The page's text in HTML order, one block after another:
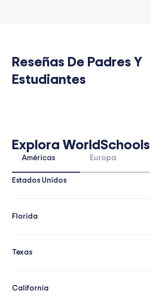
Reseñas De Padres Y
Estudiantes
Explora WorldSchools
Américas Europa
Estados Unidos
Florida
Texas
California